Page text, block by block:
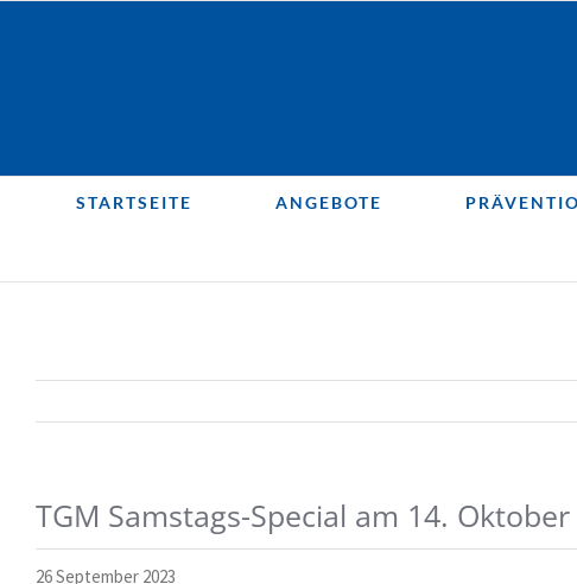
STARTSEITE ANGEBOTE
TGM Samstags-Special am 14.
26 September 2023